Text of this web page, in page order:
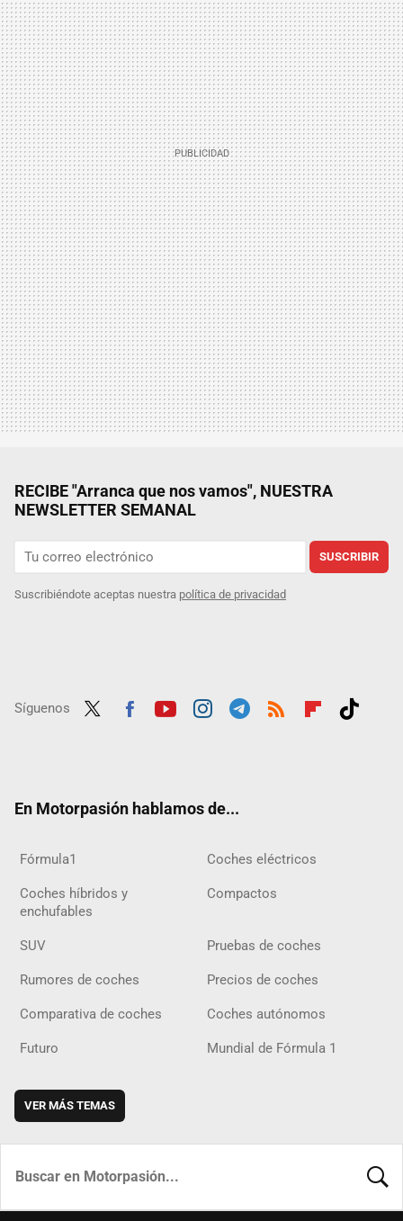
RECIBE "Arranca que nos vamos", NUESTRA
NEWSLETTER SEMANAL
SUSCRIBIR
Suscribiéndote aceptas nuestra política de privacidad
Síguenos
En Motorpasión hablamos de...
Fórmula1 Coches eléctricos
Coches híbridos y
enchufables
Compactos
SUV Pruebas de coches
Rumores de coches Precios de coches
Comparativa de coches Coches autónomos
Futuro Mundial de Fórmula 1
VER MÁS TEMAS